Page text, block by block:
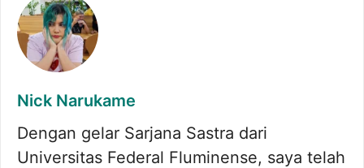
Nick Narukame
Dengan gelar Sarjana Sastra dari
Universitas Federal Fluminense, saya telah